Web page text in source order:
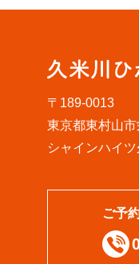
〒189-0013
東京都東村山
シャインハイ
ご予